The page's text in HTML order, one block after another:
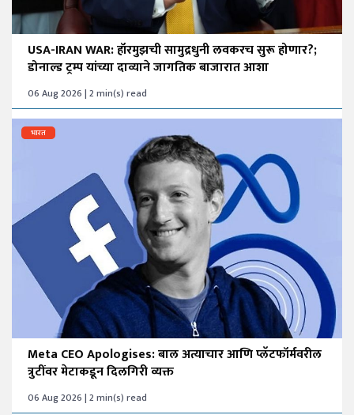
USA-IRAN WAR: हॉरमुझची सामुद्रधुनी लवकरच सुरू होणार?;
डोनाल्ड ट्रम्प यांच्या दाव्याने जागतिक बाजारात आशा
06 Aug 2026 | 2 min(s) read
भारत
Meta CEO Apologises: बाल अत्याचार आणि प्लॅटफॉर्मवरील
त्रुटींवर मेटाकडून दिलगिरी व्यक्त
06 Aug 2026 | 2 min(s) read